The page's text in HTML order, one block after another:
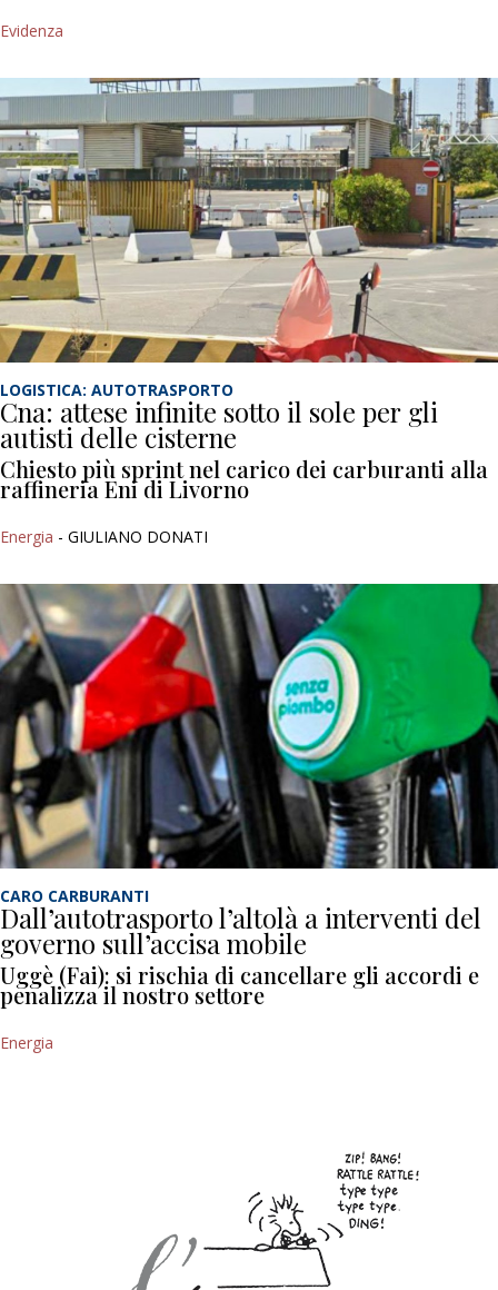
Evidenza
LOGISTICA: AUTOTRASPORTO
Cna: attese infinite sotto il sole per gli
autisti delle cisterne
Chiesto più sprint nel carico dei carburanti alla
raffineria Eni di Livorno
Energia - GIULIANO DONATI
CARO CARBURANTI
Dall’autotrasporto l’altolà a interventi del
governo sull’accisa mobile
Uggè (Fai): si rischia di cancellare gli accordi e
penalizza il nostro settore
Energia